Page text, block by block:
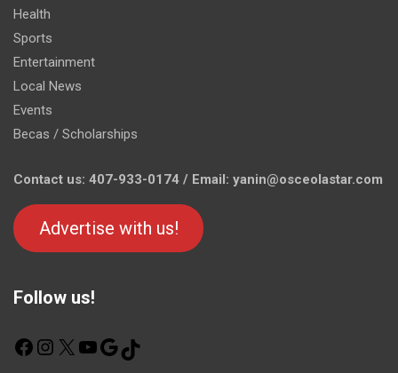
Health
Sports
Entertainment
Local News
Events
Becas / Scholarships
Contact us: 407-933-0174 / Email: yanin@osceolastar.com
Advertise with us!
Follow us!
F
X
Y
G
o